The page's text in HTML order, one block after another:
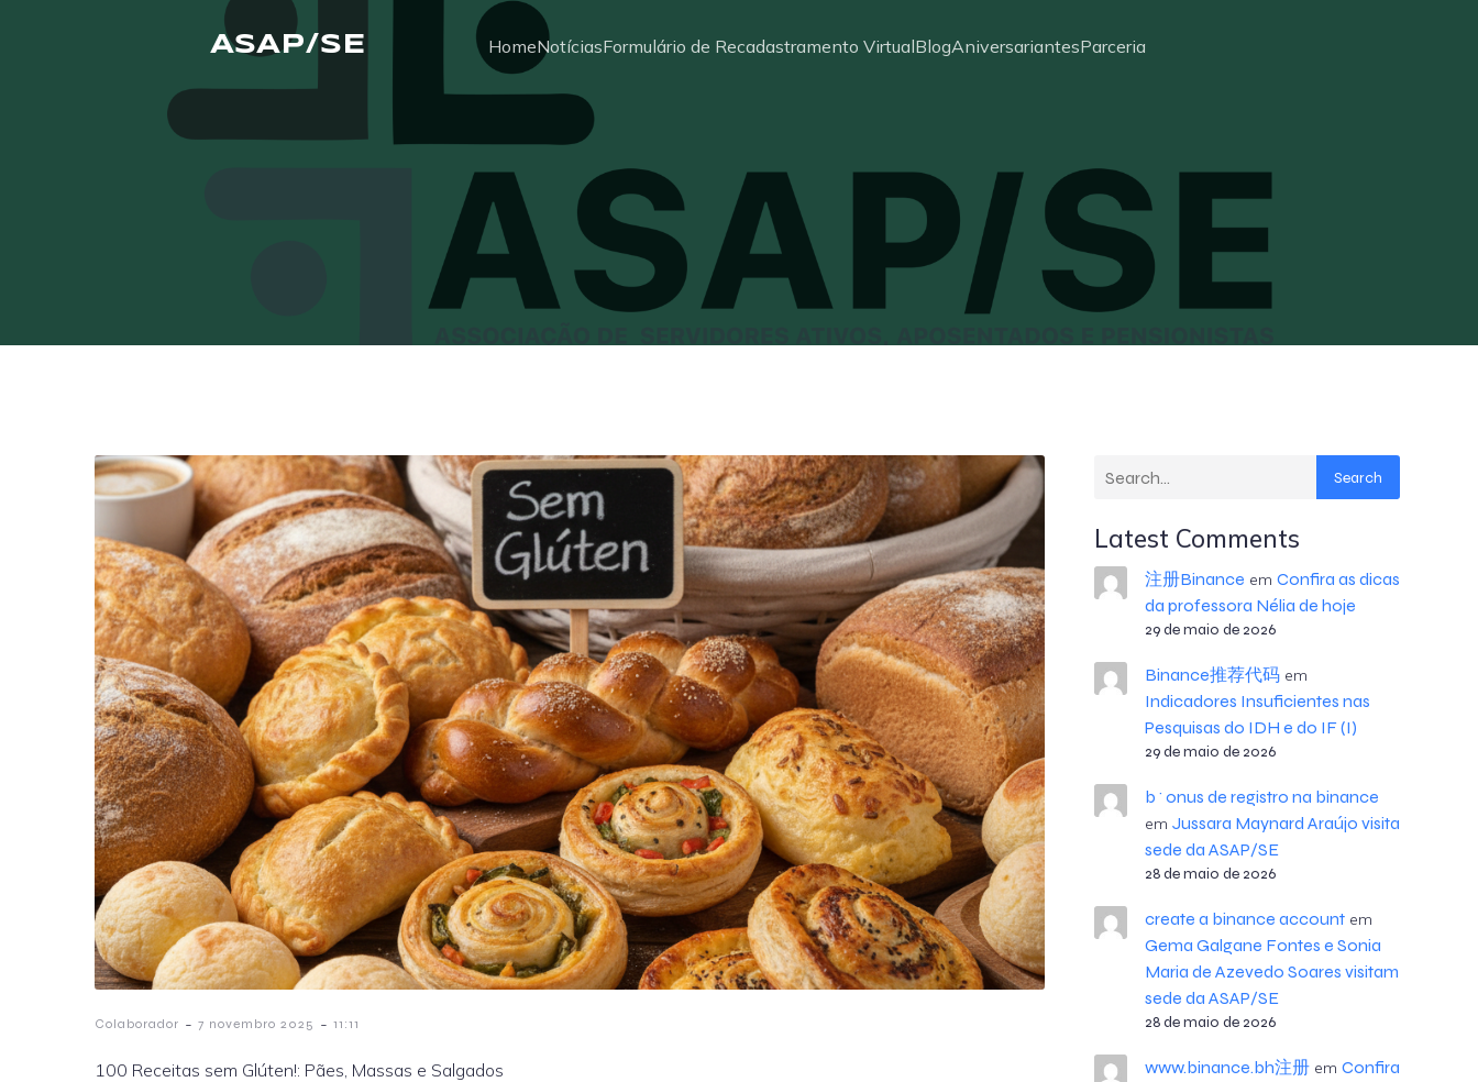
ASAP/SE HomeNotíciasFormulário de Recadastramento VirtualBlogAniversariantesParceria
Colaborador - 7 novembro 2025 - 11:11
100 Receitas sem Glúten!: Pães, Massas e Salgados
Search
Latest Comments
注册Binance em Confira as dicas
da professora Nélia de hoje
29 de maio de 2026
Binance推荐代码em
Indicadores Insuficientes nas
Pesquisas do IDH e do IF (I)
29 de maio de 2026
b^onus de registro na binance
em Jussara Maynard Araújo visita
sede da ASAP/SE
28 de maio de 2026
create a binance accountem
Gema Galgane Fontes e Sonia
Maria de Azevedo Soares visitam
sede da ASAP/SE
28 de maio de 2026
www.binance.bh注册em Confira